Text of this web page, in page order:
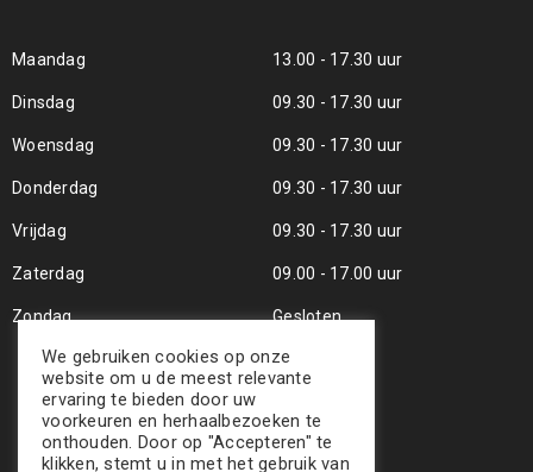
Maandag 13.00 - 17.30 uur
Dinsdag 09.30 - 17.30 uur
Woensdag 09.30 - 17.30 uur
Donderdag 09.30 - 17.30 uur
Vrijdag 09.30 - 17.30 uur
Zaterdag 09.00 - 17.00 uur
Zondag Gesloten
We gebruiken cookies op onze
website om u de meest relevante
ervaring te bieden door uw
voorkeuren en herhaalbezoeken te
onthouden. Door op "Accepteren" te
klikken, stemt u in met het gebruik van